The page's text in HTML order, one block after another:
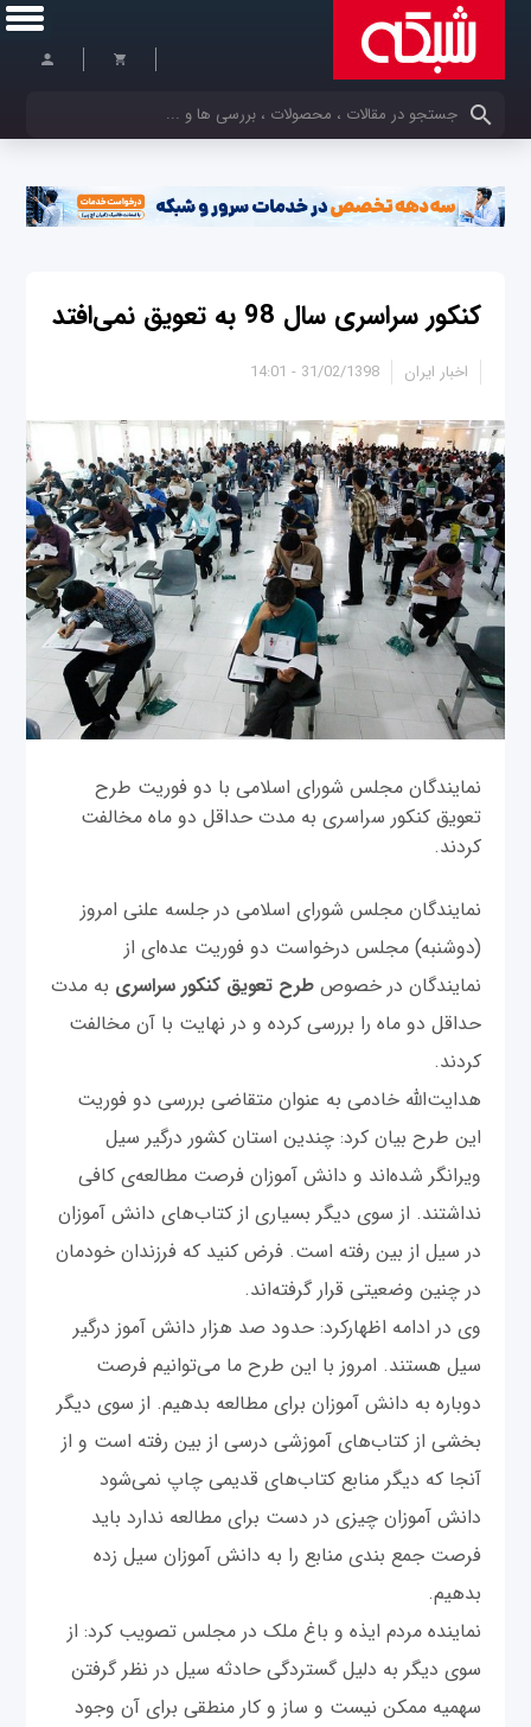
کلمات کلیدی خود را وارد کنید
کنکور سراسری سال 98 به تعویق نمی‌افتد
31/02/1398 - 14:01 اخبار ایران
نمایندگان مجلس شورای اسلامی با دو فوریت طرح
تعویق کنکور سراسری به مدت حداقل دو ماه مخالفت
کردند.
نمایندگان مجلس شورای اسلامی در جلسه علنی امروز
(دوشنبه) مجلس درخواست دو فوریت عده‌ای از
نمایندگان در خصوصطرح تعویق کنکور سراسری به مدت
حداقل دو ماه را بررسی کرده و در نهایت با آن مخالفت
کردند.
هدایت‌الله خادمی به عنوان متقاضی بررسی دو فوریت
این طرح بیان کرد: چندین استان کشور درگیر سیل
ویرانگر شده‌اند و دانش آموزان فرصت مطالعه‌ی کافی
نداشتند. از سوی دیگر بسیاری از کتاب‌های دانش آموزان
در سیل از بین رفته است. فرض کنید که فرزندان خودمان
در چنین وضعیتی قرار گرفته‌اند.
وی در ادامه اظهارکرد: حدود صد هزار دانش آموز درگیر
سیل هستند. امروز با این طرح ما می‌توانیم فرصت
دوباره به دانش آموزان برای مطالعه بدهیم. از سوی دیگر
بخشی از کتاب‌های آموزشی درسی از بین رفته است و از
آنجا که دیگر منابع کتاب‌های قدیمی چاپ نمی‌شود
دانش آموزان چیزی در دست برای مطالعه ندارد باید
فرصت جمع بندی منابع را به دانش آموزان سیل زده
بدهیم.
نماینده مردم ایذه و باغ ملک در مجلس تصویب کرد: از
سوی دیگر به دلیل گستردگی حادثه سیل در نظر گرفتن
سهمیه ممکن نیست و ساز و کار منطقی برای آن وجود